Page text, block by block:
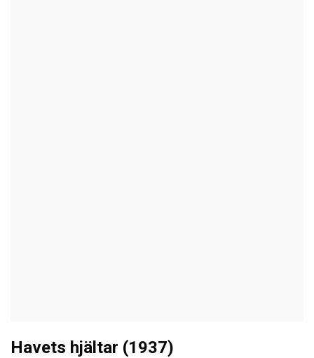
Havets hjältar (1937)